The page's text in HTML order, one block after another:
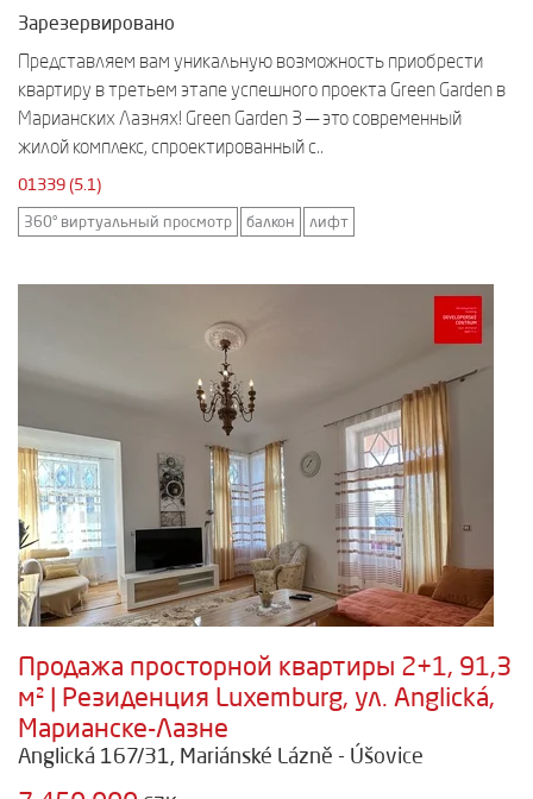
Зарезервировано
Представляем вам уникальную возможность приобрести
квартиру в третьем этапе успешного проекта Green Garden в
Марианских Лазнях! Green Garden 3 — это современный
жилой комплекс, спроектированный с..
01339 (5.1)
360° виртуальный просмотр балкон лифт
Продажа просторной квартиры 2+1, 91,3
м² | Резиденция Luxemburg, ул. Anglická,
Марианске-Лазне
Anglická 167/31, Mariánské Lázně - Úšovice